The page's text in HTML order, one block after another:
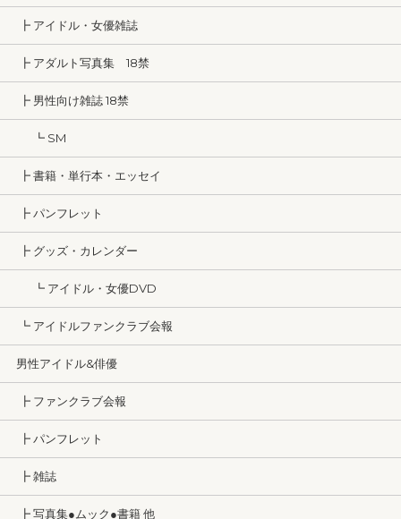
┣ アイドル・女優雑誌
┣ アダルト写真集 18禁
┣ 男性向け雑誌 18禁
┗ SM
┣ 書籍・単行本・エッセイ
┣ パンフレット
┣ グッズ・カレンダー
┗ アイドル・女優DVD
┗ アイドルファンクラブ会報
男性アイドル&俳優
┣ ファンクラブ会報
┣ パンフレット
┣ 雑誌
┣ 写真集●ムック●書籍 他